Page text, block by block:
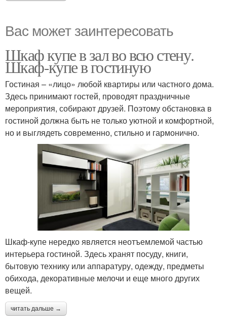
Вас может заинтересовать
Шкаф купе в зал во всю стену.
Шкаф-купе в гостиную
Гостиная – «лицо» любой квартиры или частного дома.
Здесь принимают гостей, проводят праздничные
мероприятия, собирают друзей. Поэтому обстановка в
гостиной должна быть не только уютной и комфортной,
но и выглядеть современно, стильно и гармонично.
Шкаф-купе нередко является неотъемлемой частью
интерьера гостиной. Здесь хранят посуду, книги,
бытовую технику или аппаратуру, одежду, предметы
обихода, декоративные мелочи и еще много других
вещей.
читать дальше →